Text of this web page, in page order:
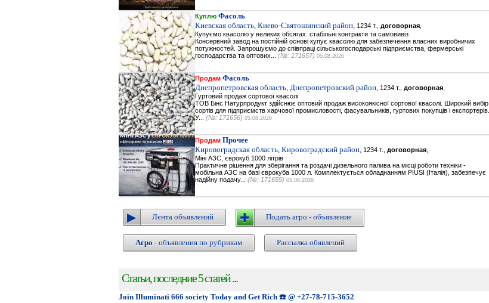
Куплю Фасоль
Киевская область, Киево-Святошинский район, 1234 т., договорная
Купуємо квасолю у великих обсягах: стабільні контракти та самовивіз
Консервний завод на постійній основі купує квасолю для забезпечення власних виробничих
потужностей. Запрошуємо до співпраці сільськогосподарські підприємства, фермерські
господарства та оптових... (№: 171657) 05.08.2026
Продам Фасоль
Днепропетровская область, Днепропетровский район, 1234 т., договорная
Гуртовий продаж сортової квасолі
ТОВ Бінс Натурпродукт здійснює оптовий продаж високоякісної сортової квасолі. Широкий вибір
сортів для підприємств харчової промисловості, фасувальників, гуртових покупців і експортерів.
У... (№: 171656) 05.08.2026
Продам Прочее
Кировоградская область, Кировоградский район, 1234 т., договорная
Міні АЗС, єврокуб 1000 літрів
Практичне рішення для зберігання та роздачі дизельного палива на місці роботи техніки -
мобільна АЗС на базі єврокуба 1000 л. Комплектується обладнанням PIUSI (Італія), забезпечує
надійну подачу... (№: 171655) 05.08.2026
Лента объявлений Подать агро - объявление
Агро - объявления по рубрикам Рассылка обявлений
Статьи, последние 5 статей ...
Join Illuminati 666 society Today and Get Rich ☎️ @ +27-78-715-3652